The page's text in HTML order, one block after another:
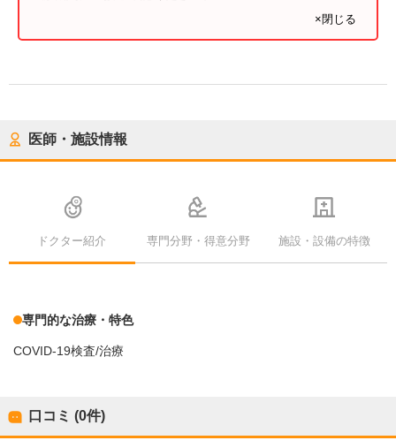
×閉じる
医師・施設情報
ドクター紹介 専門分野・得意分野 施設・設備の特徴
専門的な治療・特色
COVID-19検査/治療
口コミ (0件)